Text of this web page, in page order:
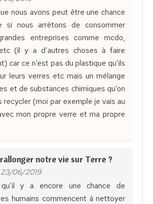
nous avons peut être une chance
si nous arrêtons de consommer
entreprises comme mcdo,
(il y a d’autres choses à faire
car ce n’est pas du plastique qu’ils
leurs verres etc mais un mélange
et de substances chimiques qu’on
recycler (moi par exemple je vais au
mon propre verre et ma propre
notre vie sur Terre ?
23/06/2019
y a encore une chance de
humains commencent à nettoyer